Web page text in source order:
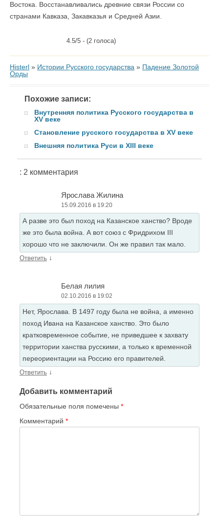
Востока. Восстанавливались древние связи России со
странами Кавказа, Закавказья и Средней Азии.
4.5/5 - (2 голоса)
Histerl » Истории Русского государства » Падение Золотой
Орды
Похожие записи:
Внутренняя политика Русского государства в
XV веке
Становление русского государства в XV веке
Внешняя политика Руси в XIII веке
: 2 комментария
Ярослава Жилина
15.09.2016 в 19:20
А разве это был поход на Казанское ханство? Вроде
же это была война. А вот союз с Фридрихом III
хорошо что не заключили. Он же правил так мало.
Ответить ↓
Белая лилия
02.10.2016 в 19:02
Нет, Ярослава. В 1497 году была не война, а именно
поход Ивана на Казанское ханство. Это было
кратковременное событие, не приведшее к захвату
территории ханства русскими, а только к временной
переориентации на Россию его правителей.
Ответить ↓
Добавить комментарий
Обязательные поля помечены *
Комментарий *